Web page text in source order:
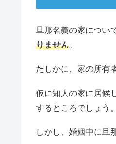
旦那名義の家につい
りません。
たしかに、家の所有
仮に知人の家に居候
するところでしょう。
しかし、婚姻中に旦